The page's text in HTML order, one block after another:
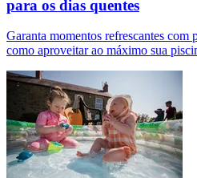
para os dias quentes
Garanta momentos refrescantes com
como aproveitar ao máximo sua